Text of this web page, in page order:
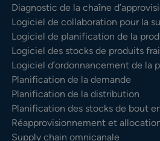
Diagnostic de la chaîne
Logiciel de collaboration pour la
Logiciel de planification de la
Logiciel des stocks de produits
Logiciel d’ordonnancement de la
Planification de la demande
Planification de la distribution
Planification des stocks de bout
Réapprovisionnement et
Supply chain omnicanale